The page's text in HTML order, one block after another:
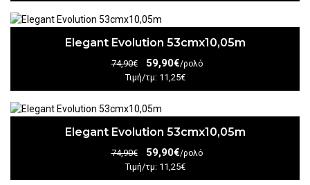
Elegant Evolution 53cmx10,05m
74,90€ 59,90€/ρολό
Τιμή/τμ: 11,25€
Elegant Evolution 53cmx10,05m
74,90€ 59,90€/ρολό
Τιμή/τμ: 11,25€